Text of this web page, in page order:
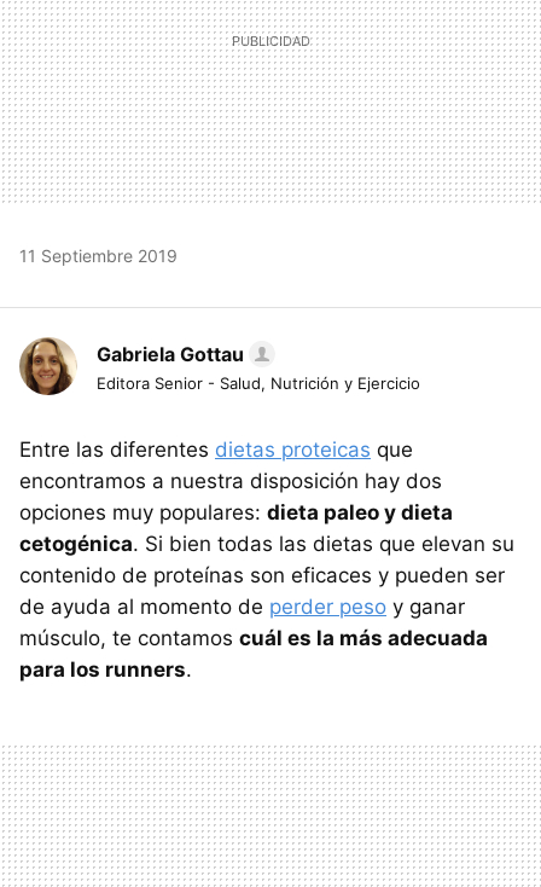
11 Septiembre 2019
Gabriela Gottau
Editora Senior - Salud, Nutrición y Ejercicio
Entre las diferentes dietas proteicas que
encontramos a nuestra disposición hay dos
opciones muy populares: dieta paleo y dieta
cetogénica. Si bien todas las dietas que elevan su
contenido de proteínas son eficaces y pueden ser
de ayuda al momento de perder peso y ganar
músculo, te contamos cuál es la más adecuada
para los runners.